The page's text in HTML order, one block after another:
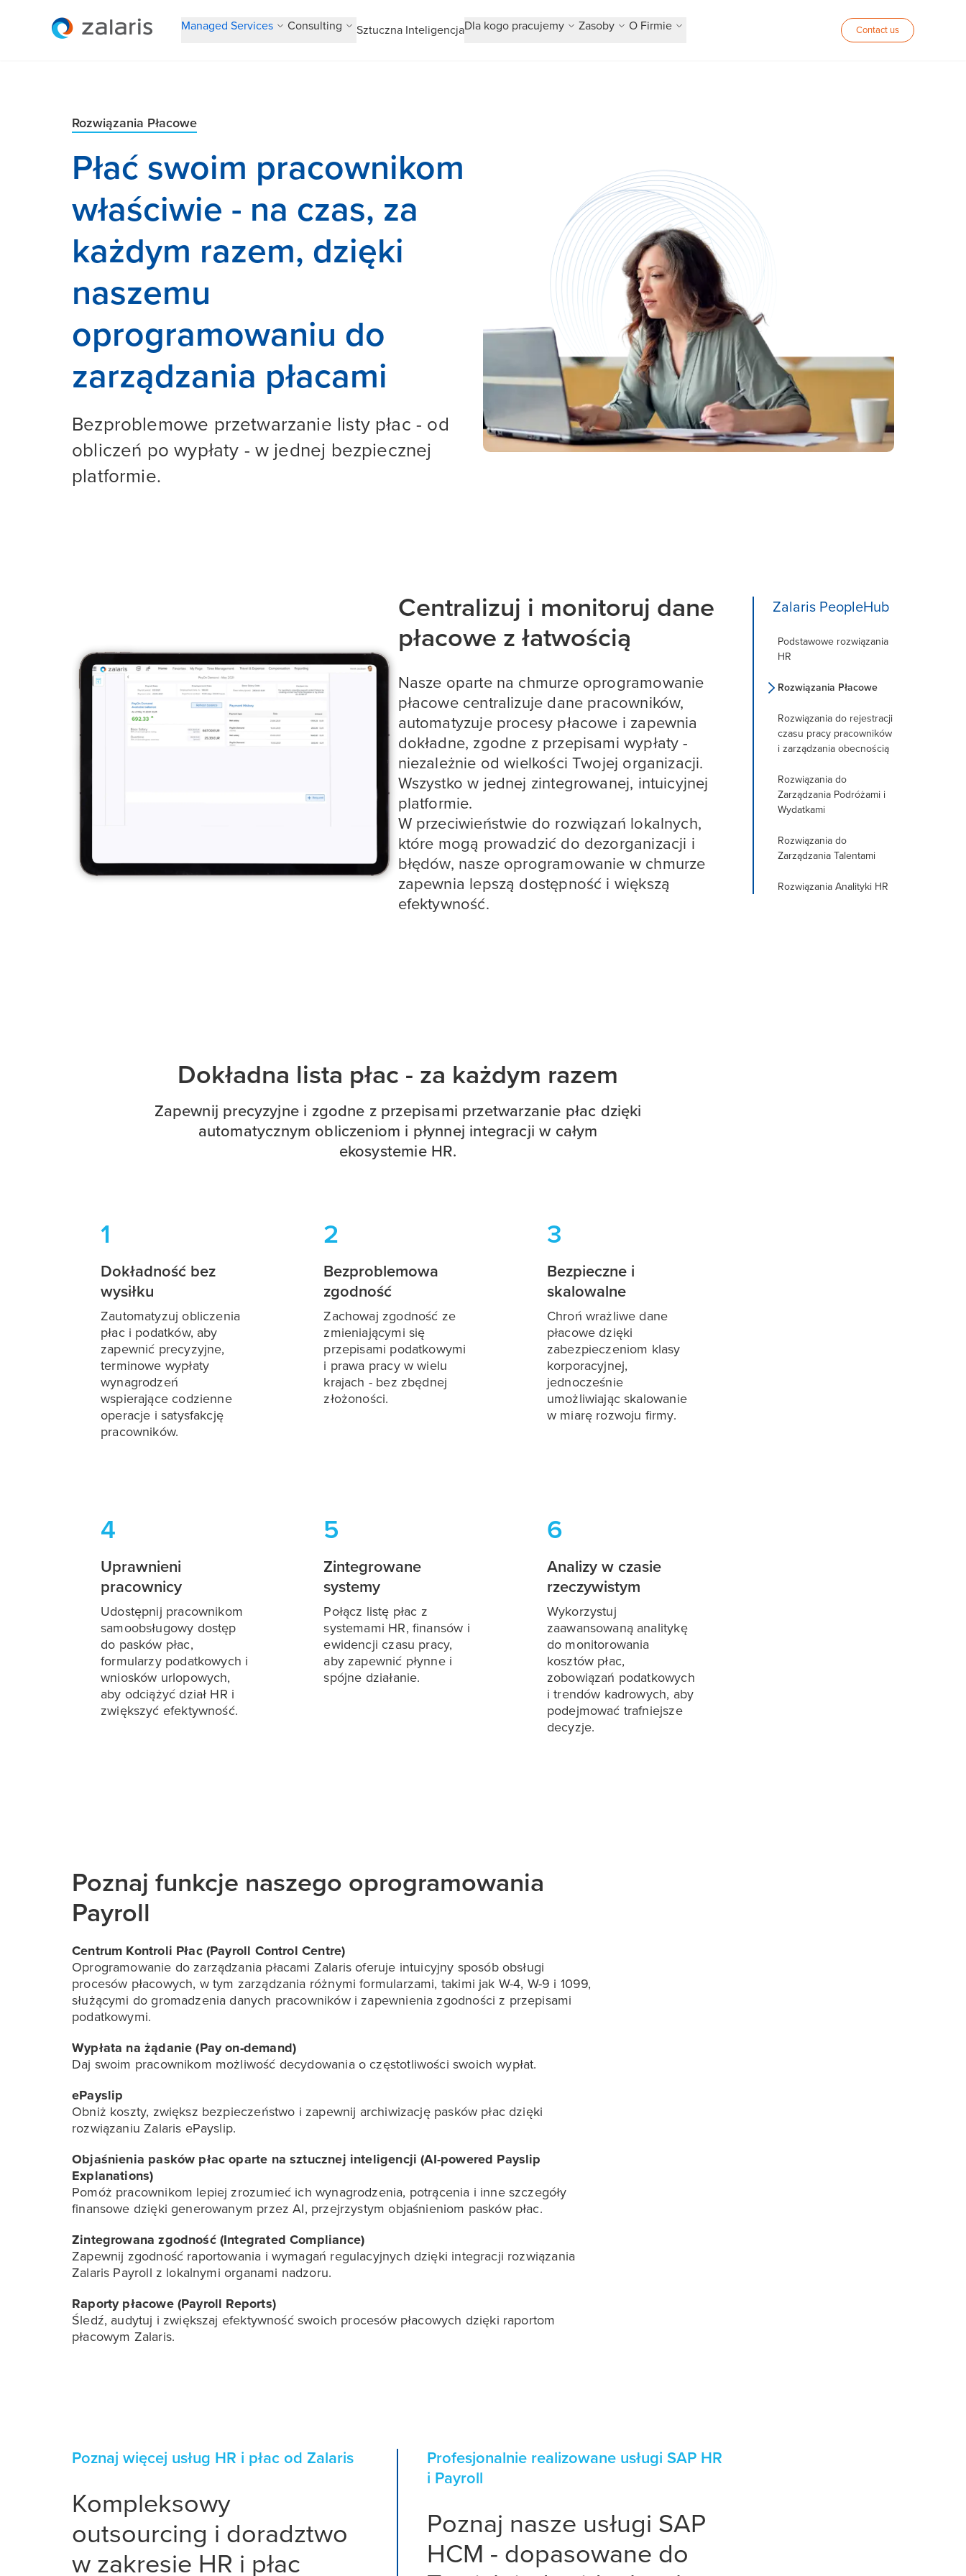
Managed Services Consulting Sztuczna InteligencjaDla kogo pracujemy Zasoby O Firmie Contact us
Rozwiązania Płacowe
Płać swoim pracownikom
właściwie - na czas, za
każdym razem, dzięki
naszemu
oprogramowaniu do
zarządzania płacami
Bezproblemowe przetwarzanie listy płac - od
obliczeń po wypłaty - w jednej bezpiecznej
platformie.
Centralizuj i monitoruj dane
płacowe z łatwością
Nasze oparte na chmurze oprogramowanie
płacowe centralizuje dane pracowników,
automatyzuje procesy płacowe i zapewnia
dokładne, zgodne z przepisami wypłaty -
niezależnie od wielkości Twojej organizacji.
Wszystko w jednej zintegrowanej, intuicyjnej
platformie.
W przeciwieństwie do rozwiązań lokalnych,
które mogą prowadzić do dezorganizacji i
błędów, nasze oprogramowanie w chmurze
zapewnia lepszą dostępność i większą
efektywność.
Dokładna lista płac - za każdym razem
Zapewnij precyzyjne i zgodne z przepisami przetwarzanie płac dzięki
automatycznym obliczeniom i płynnej integracji w całym
ekosystemie HR.
1
Dokładność bez
wysiłku
Zautomatyzuj obliczenia
płac i podatków, aby
zapewnić precyzyjne,
terminowe wypłaty
wynagrodzeń
wspierające codzienne
operacje i satysfakcję
pracowników.
2
Bezproblemowa
zgodność
Zachowaj zgodność ze
zmieniającymi się
przepisami podatkowymi
i prawa pracy w wielu
krajach - bez zbędnej
złożoności.
3
Bezpieczne i
skalowalne
Chroń wrażliwe dane
płacowe dzięki
zabezpieczeniom klasy
korporacyjnej,
jednocześnie
umożliwiając skalowanie
w miarę rozwoju firmy.
4
Uprawnieni
pracownicy
Udostępnij pracownikom
samoobsługowy dostęp
do pasków płac,
formularzy podatkowych i
wniosków urlopowych,
aby odciążyć dział HR i
zwiększyć efektywność.
5
Zintegrowane
systemy
Połącz listę płac z
systemami HR, finansów i
ewidencji czasu pracy,
aby zapewnić płynne i
spójne działanie.
6
Analizy w czasie
rzeczywistym
Wykorzystuj
zaawansowaną analitykę
do monitorowania
kosztów płac,
zobowiązań podatkowych
i trendów kadrowych, aby
podejmować trafniejsze
decyzje.
Poznaj funkcje naszego oprogramowania
Payroll
Centrum Kontroli Płac (Payroll Control Centre)
Oprogramowanie do zarządzania płacami Zalaris oferuje intuicyjny sposób obsługi
procesów płacowych, w tym zarządzania różnymi formularzami, takimi jak W-4, W-9 i 1099,
służącymi do gromadzenia danych pracowników i zapewnienia zgodności z przepisami
podatkowymi.
Wypłata na żądanie (Pay on-demand)
Daj swoim pracownikom możliwość decydowania o częstotliwości swoich wypłat.
ePayslip
Obniż koszty, zwiększ bezpieczeństwo i zapewnij archiwizację pasków płac dzięki
rozwiązaniu Zalaris ePayslip.
Objaśnienia pasków płac oparte na sztucznej inteligencji (AI-powered Payslip
Explanations)
Pomóż pracownikom lepiej zrozumieć ich wynagrodzenia, potrącenia i inne szczegóły
finansowe dzięki generowanym przez AI, przejrzystym objaśnieniom pasków płac.
Zintegrowana zgodność (Integrated Compliance)
Zapewnij zgodność raportowania i wymagań regulacyjnych dzięki integracji rozwiązania
Zalaris Payroll z lokalnymi organami nadzoru.
Raporty płacowe (Payroll Reports)
Śledź, audytuj i zwiększaj efektywność swoich procesów płacowych dzięki raportom
płacowym Zalaris.
Poznaj więcej usług HR i płac od Zalaris
Kompleksowy
outsourcing i doradztwo
w zakresie HR i płac
Profesjonalnie realizowane usługi SAP HR
i Payroll
Poznaj nasze usługi SAP
HCM - dopasowane do
Zalaris PeopleHub
Podstawowe rozwiązania
HR
Rozwiązania Płacowe
Rozwiązania do rejestracji
czasu pracy pracowników
i zarządzania obecnością
Rozwiązania do
Zarządzania Podróżami i
Wydatkami
Rozwiązania do
Zarządzania Talentami
Rozwiązania Analityki HR